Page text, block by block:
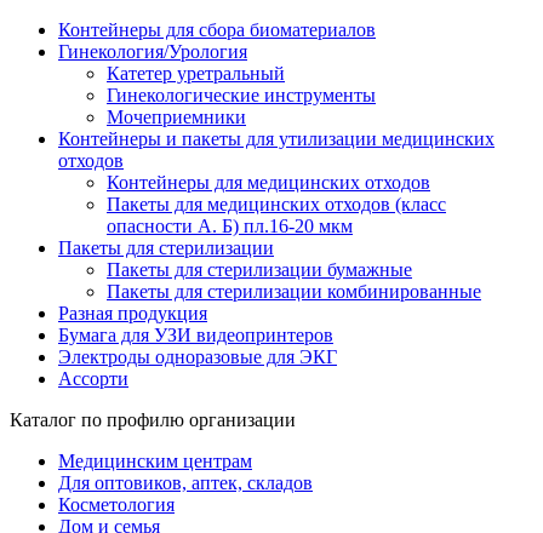
Контейнеры для сбора биоматериалов
Гинекология/Урология
Катетер уретральный
Гинекологические инструменты
Мочеприемники
Контейнеры и пакеты для утилизации медицинских
отходов
Контейнеры для медицинских отходов
Пакеты для медицинских отходов (класс
опасности А. Б) пл.16-20 мкм
Пакеты для стерилизации
Пакеты для стерилизации бумажные
Пакеты для стерилизации комбинированные
Разная продукция
Бумага для УЗИ видеопринтеров
Электроды одноразовые для ЭКГ
Ассорти
Каталог по профилю организации
Медицинским центрам
Для оптовиков, аптек, складов
Косметология
Дом и семья